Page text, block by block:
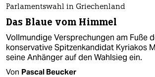
Parlamentswahl in Griechenland
Das Blaue vom Himmel
Vollmundige Versprechungen am Fuße
konservative Spitzenkandidat Kyriakos
seine Anhänger auf den Wahlsieg ein.
Von Pascal Beucker